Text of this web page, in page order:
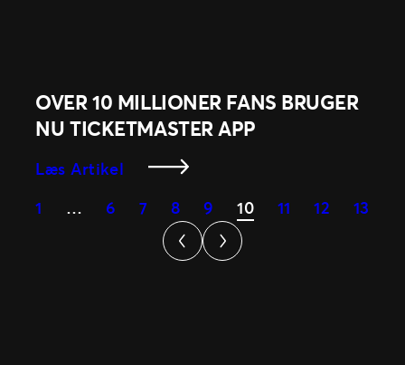
I
Voldsom
Vækst
OVER 10 MILLIONER FANS BRUGER
NU TICKETMASTER APP
Læs Artikel:
Millioner
1 … 6 7 8 9 10 11 12 13